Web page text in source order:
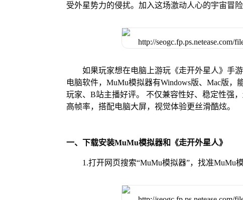
受外星势力的侵扰。加入这场激动人心的宇宙冒险
如果玩家想在电脑上游玩《走开外星人》手
电脑软件，MuMu模拟器有Windows版、Mac版
玩家、B站主播好评。 不仅兼容性好、稳定性强
高帧率，搭配电脑大屏，视觉体验更丝滑酷炫。
一、下载安装MuMu模拟器和《走开外星人》
1.打开网页搜索“MuMu模拟器”，找准MuMu